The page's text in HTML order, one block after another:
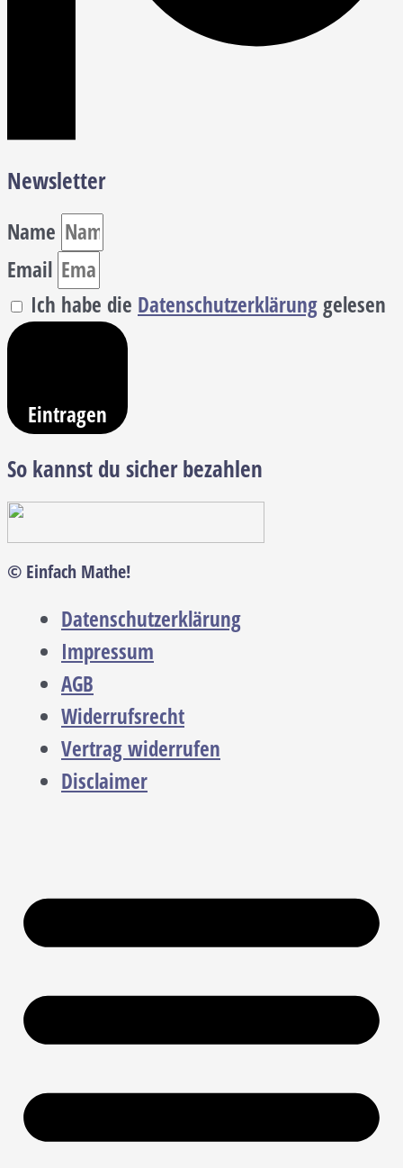
Newsletter
Name
Email
Ich habe die Datenschutzerklärung gelesen
Eintragen
So kannst du sicher bezahlen
© Einfach Mathe!
Datenschutzerklärung
Impressum
AGB
Widerrufsrecht
Vertrag widerrufen
Disclaimer